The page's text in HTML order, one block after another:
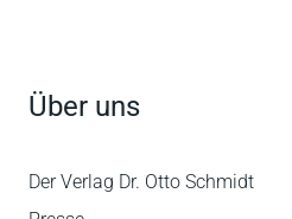
Über uns
Der Verlag Dr. Otto Schmidt